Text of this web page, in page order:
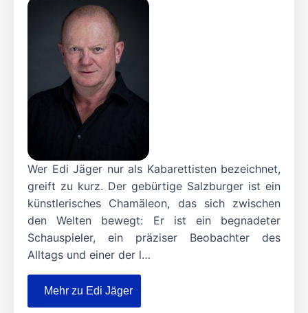
Wer Edi Jäger nur als Kabarettisten bezeichnet,
greift zu kurz. Der gebürtige Salzburger ist ein
künstlerisches Chamäleon, das sich zwischen
den Welten bewegt: Er ist ein begnadeter
Schauspieler, ein präziser Beobachter des
Alltags und einer der l…
Mehr zu Edi Jäger